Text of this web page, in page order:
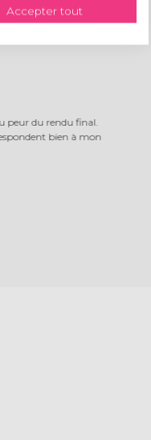
Je recommande cet
bon rapport/qualité prix.
Accepter tout